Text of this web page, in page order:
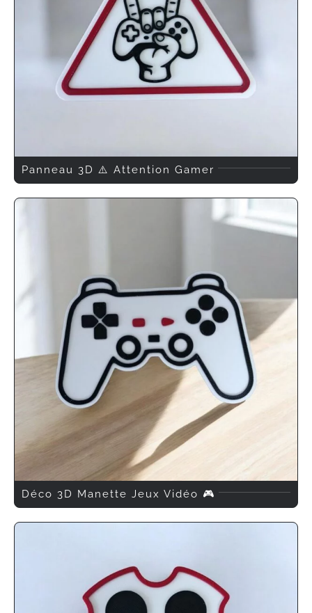
Panneau 3D ⚠️ Attention Gamer
Déco 3D Manette Jeux Vidéo 🎮